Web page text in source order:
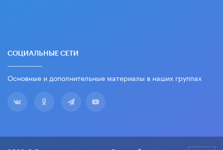
СОЦИАЛЬНЫЕ СЕТИ
Основные и дополнительные материалы в наших группах